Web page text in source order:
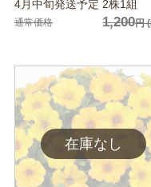
4月中旬発送予定 2株1組
通常価格 1,200円(